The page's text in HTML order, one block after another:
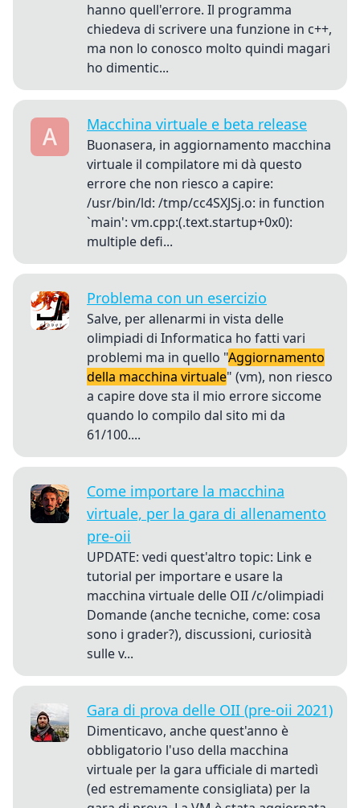
hanno quell'errore. Il programma
chiedeva di scrivere una funzione in c++,
ma non lo conosco molto quindi magari
ho dimentic...
Macchina virtuale e beta release
Buonasera, in aggiornamento macchina
virtuale il compilatore mi dà questo
errore che non riesco a capire:
/usr/bin/ld: /tmp/cc4SXJSj.o: in function
`main': vm.cpp:(.text.startup+0x0):
multiple defi...
Problema con un esercizio
Salve, per allenarmi in vista delle
olimpiadi di Informatica ho fatti vari
problemi ma in quello "Aggiornamento
della macchina virtuale" (vm), non riesco
a capire dove sta il mio errore siccome
quando lo compilo dal sito mi da
61/100....
Come importare la macchina
virtuale, per la gara di allenamento
pre-oii
UPDATE: vedi quest'altro topic: Link e
tutorial per importare e usare la
macchina virtuale delle OII /c/olimpiadi
Domande (anche tecniche, come: cosa
sono i grader?), discussioni, curiosità
sulle v...
Gara di prova delle OII (pre-oii 2021)
Dimenticavo, anche quest'anno è
obbligatorio l'uso della macchina
virtuale per la gara ufficiale di martedì
(ed estremamente consigliata) per la